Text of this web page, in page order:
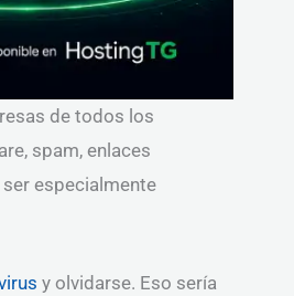
de todos los
spam, enlaces
especialmente
y olvidarse. Eso sería